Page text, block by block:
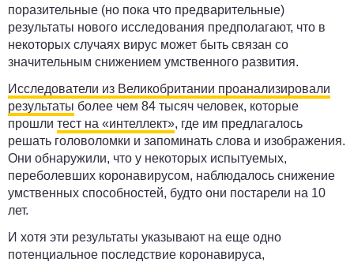
поразительные (но пока что предварительные)
результаты нового исследования предполагают, что в
некоторых случаях вирус может быть связан со
значительным снижением умственного развития.
Исследователи из Великобритании проанализировали
результаты более чем 84 тысяч человек, которые
прошли тест на «интеллект», где им предлагалось
решать головоломки и запоминать слова и изображения.
Они обнаружили, что у некоторых испытуемых,
переболевших коронавирусом, наблюдалось снижение
умственных способностей, будто они постарели на 10
лет.
И хотя эти результаты указывают на еще одно
потенциальное последствие коронавируса,